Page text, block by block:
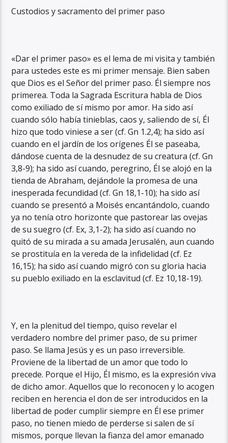
Custodios y sacramento del primer paso
«Dar el primer paso» es el lema de mi visita y también
para ustedes este es mi primer mensaje. Bien saben
que Dios es el Señor del primer paso. Él siempre nos
primerea. Toda la Sagrada Escritura habla de Dios
como exiliado de sí mismo por amor. Ha sido así
cuando sólo había tinieblas, caos y, saliendo de sí, Él
hizo que todo viniese a ser (cf. Gn 1.2,4); ha sido así
cuando en el jardín de los orígenes Él se paseaba,
dándose cuenta de la desnudez de su creatura (cf. Gn
3,8-9); ha sido así cuando, peregrino, Él se alojó en la
tienda de Abraham, dejándole la promesa de una
inesperada fecundidad (cf. Gn 18,1-10); ha sido así
cuando se presentó a Moisés encantándolo, cuando
ya no tenía otro horizonte que pastorear las ovejas
de su suegro (cf. Ex, 3,1-2); ha sido así cuando no
quitó de su mirada a su amada Jerusalén, aun cuando
se prostituía en la vereda de la infidelidad (cf. Ez
16,15); ha sido así cuando migró con su gloria hacia
su pueblo exiliado en la esclavitud (cf. Ez 10,18-19).
Y, en la plenitud del tiempo, quiso revelar el
verdadero nombre del primer paso, de su primer
paso. Se llama Jesús y es un paso irreversible.
Proviene de la libertad de un amor que todo lo
precede. Porque el Hijo, Él mismo, es la expresión viva
de dicho amor. Aquellos que lo reconocen y lo acogen
reciben en herencia el don de ser introducidos en la
libertad de poder cumplir siempre en Él ese primer
paso, no tienen miedo de perderse si salen de sí
mismos, porque llevan la fianza del amor emanado